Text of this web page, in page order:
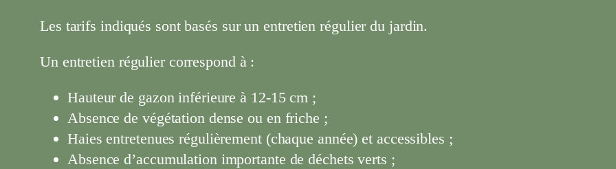
Les tarifs indiqués sont basés sur un entretien régulier du jardin.
Un entretien régulier correspond à :
Hauteur de gazon inférieure à 12-15 cm ;
Absence de végétation dense ou en friche ;
Haies entretenues régulièrement (chaque année) et accessibles ;
Absence d’accumulation importante de déchets verts ;